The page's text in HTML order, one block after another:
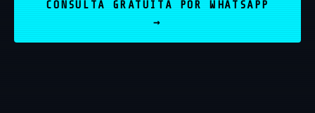
CONSULTA GRATUITA POR WHATSAPP
→